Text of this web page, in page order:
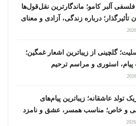
آلبر کامو؛ ماندگارترین نقل‌قول‌ها
تأثیرگذار؛ درباره زندگی، آزادی و معنای
گلچینی از زیباترین اشعار غمگین؛
استوری و مراسم ترحیم
تولد عاشقانه؛ زیباترین پیام‌های
و خاص؛ مناسب همسر، عشق و نامزد